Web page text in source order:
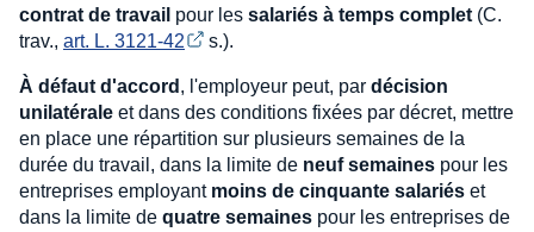
contrat de travail pour les salariés à temps complet (C.
trav., art. L. 3121-42 s.).
À défaut d'accord , l'employeur peut, par décision
unilatérale et dans des conditions fixées par décret, mettre
en place une répartition sur plusieurs semaines de la
durée du travail, dans la limite de neuf semaines pour les
entreprises employant moins de cinquante salariés et
dans la limite de quatre semaines pour les entreprises de